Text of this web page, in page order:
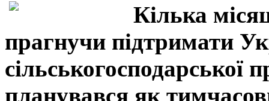
Кілька
прагнучи підтримати
сільськогосподарської
планувався як